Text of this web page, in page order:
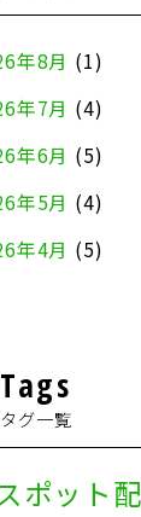
年8月 (1)
年7月 (4)
年6月 (5)
年5月 (4)
年4月 (5)
年1月
年11月(4)
Tags
タグ一覧
ポット